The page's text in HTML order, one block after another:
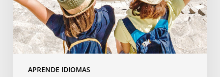
APRENDE IDIOMAS
el
extranjero
es
la
inversión